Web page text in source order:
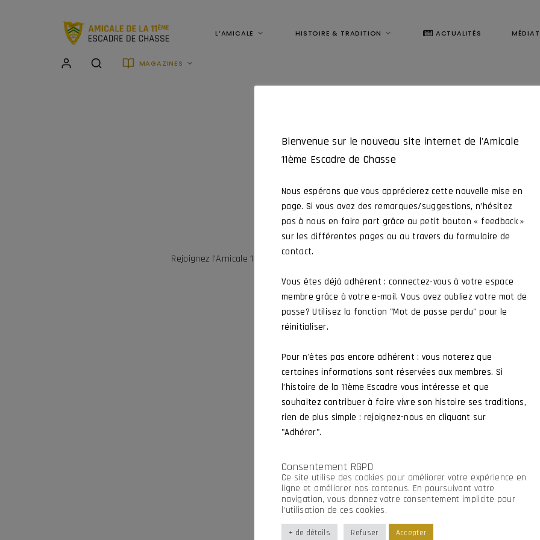
L’AMICALE HISTOIRE & TRADITION ACTUALITÉS
MAGAZINES
Ce contenu est réservé aux membres
Rejoignez l'Amicale 11ème Escadre de Chasse, intéragissez avec tous nos membres et
Connexion membre Devenir membre
Bienvenue sur le nouveau site internet de l'Amicale
11ème Escadre de Chasse
Nous espérons que vous apprécierez cette nouvelle mise en
page. Si vous avez des remarques/suggestions, n’hésitez
pas à nous en faire part grâce au petit bouton « feedback »
sur les différentes pages ou au travers du formulaire de
contact.
Vous êtes déjà adhérent : connectez-vous à votre espace
membre grâce à votre e-mail. Vous avez oubliez votre mot de
passe? Utilisez la fonction "Mot de passe perdu" pour le
réinitialiser.
Pour n'êtes pas encore adhérent : vous noterez que
certaines informations sont réservées aux membres. Si
l’histoire de la 11ème Escadre vous intéresse et que
souhaitez contribuer à faire vivre son histoire ses traditions,
rien de plus simple : rejoignez-nous en cliquant sur
"Adhérer".
Consentement RGPD
Ce site utilise des cookies pour améliorer votre expérience en
ligne et améliorer nos contenus. En poursuivant votre
navigation, vous donnez votre consentement implicite pour
l’utilisation de ces cookies.
+ de détails Refuser Accepter